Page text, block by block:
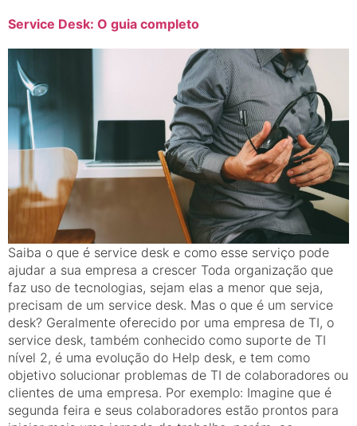
Service Desk: O guia completo
Saiba o que é service desk e como esse serviço pode
ajudar a sua empresa a crescer Toda organização que
faz uso de tecnologias, sejam elas a menor que seja,
precisam de um service desk. Mas o que é um service
desk? Geralmente oferecido por uma empresa de TI, o
service desk, também conhecido como suporte de TI
nível 2, é uma evolução do Help desk, e tem como
objetivo solucionar problemas de TI de colaboradores ou
clientes de uma empresa. Por exemplo: Imagine que é
segunda feira e seus colaboradores estão prontos para